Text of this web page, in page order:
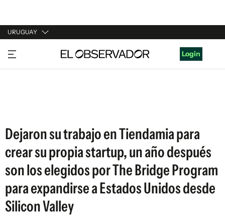
URUGUAY
URUGUAY
ARGENTINA
Login
Dejaron su trabajo en Tiendamia para
crear su propia startup, un año después
son los elegidos por The Bridge Program
para expandirse a Estados Unidos desde
Silicon Valley